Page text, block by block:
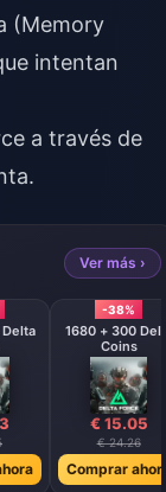
(Memory
intentan
a través de
Ver más ›
-38%
1680 + 300 Delta
Coins
€ 15.05
€ 24.26
Comprar ahora